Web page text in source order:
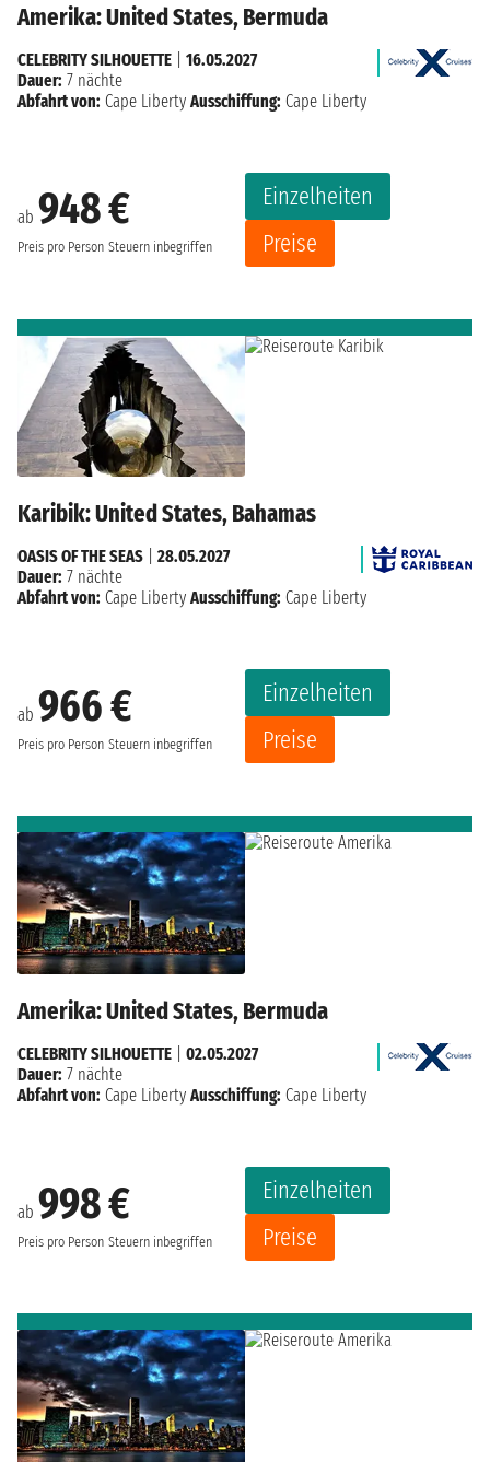
Amerika: United States, Bermuda
ab 948 €
Preis pro Person Steuern inbegriffen
Einzelheiten
Preise
CELEBRITY SILHOUETTE
16.05.2027
Dauer: 7 nächte
Abfahrt von: Cape Liberty Ausschiffung: Cape Liberty
Karibik: United States, Bahamas
ab 966 €
Preis pro Person Steuern inbegriffen
Einzelheiten
Preise
OASIS OF THE SEAS
28.05.2027
Dauer: 7 nächte
Abfahrt von: Cape Liberty Ausschiffung: Cape Liberty
Amerika: United States, Bermuda
ab 998 €
Preis pro Person Steuern inbegriffen
Einzelheiten
Preise
CELEBRITY SILHOUETTE
02.05.2027
Dauer: 7 nächte
Abfahrt von: Cape Liberty Ausschiffung: Cape Liberty